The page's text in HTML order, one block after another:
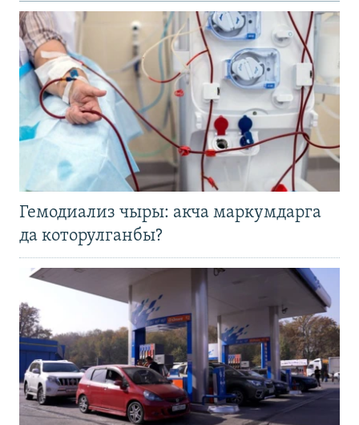
Гемодиализ чыры: акча маркумдарга
да которулганбы?